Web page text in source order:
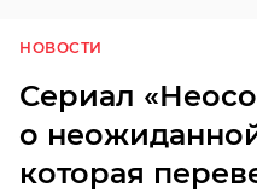
НОВОСТИ
Сериал
о
которая